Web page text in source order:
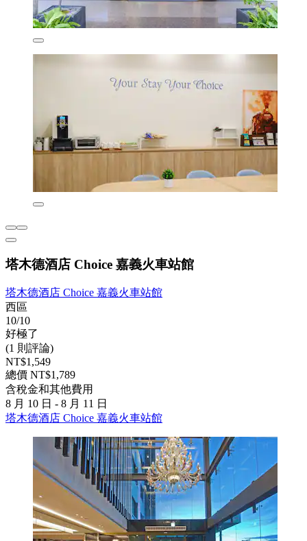
塔木德酒店 Choice 嘉義火車站館
塔木德酒店 Choice 嘉義火車站館
西區
10/10
好極了
(1 則評論)
NT$1,549
總價 NT$1,789
含稅金和其他費用
8 月 10 日 - 8 月 11 日
塔木德酒店 Choice 嘉義火車站館